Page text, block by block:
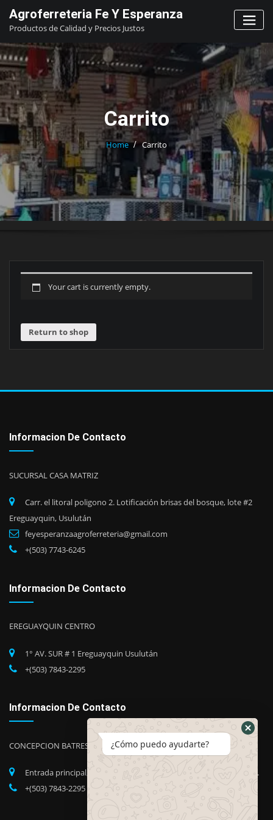
content
Agroferreteria Fe Y Esperanza
Productos de Calidad y Precios Justos
Carrito
Home Carrito
Your cart is currently empty.
Return to shop
Informacion De Contacto
SUCURSAL CASA MATRIZ
Carr. el litoral poligono 2. Lotificación brisas del bosque, lote #2
Ereguayquin, Usulután
feyesperanzaagroferreteria@gmail.com
+(503) 7743-6245
Informacion De Contacto
EREGUAYQUIN CENTRO
1° AV. SUR # 1 Ereguayquin Usulután
+(503) 7843-2295
Informacion De Contacto
CONCEPCION BATRES
Entrada principal, Barrio Candelaria, Concepción Batres, Usuluán.
+(503) 7843-2295
¿Cómo puedo ayudarte?